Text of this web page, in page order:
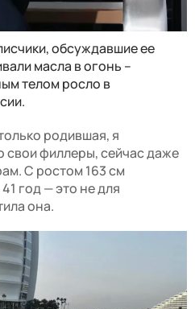
обсуждавшие ее
масла в огонь –
телом росло в
родившая, я
свои филлеры, сейчас даже
С ростом 163 см
год — это не для
она.